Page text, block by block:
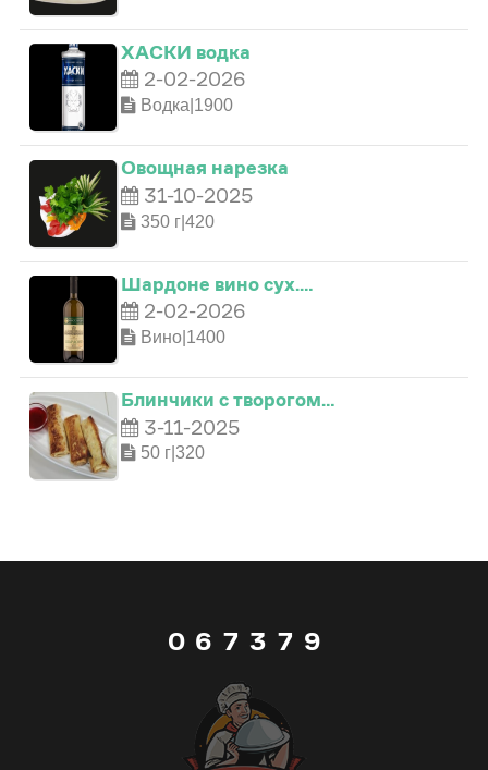
ХАСКИ водка
2-02-2026
Водка|1900
Овощная нарезка
31-10-2025
350 г|420
Шардоне вино сух.…
2-02-2026
Вино|1400
Блинчики с творогом…
3-11-2025
50 г|320
0
1
2
3
6
0
2
3
7
8
3
4
0
3
7
5
9